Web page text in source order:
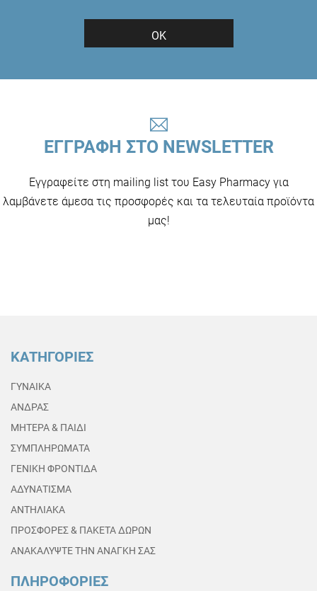
ΟΚ
ΕΓΓΡΑΦΗ ΣΤΟ NEWSLETTER
Εγγραφείτε στη mailing list του Easy Pharmacy για
λαμβάνετε άμεσα τις προσφορές και τα τελευταία προϊόντα
μας!
ΚΑΤΗΓΟΡΙΕΣ
ΓΥΝΑΙΚΑ
ΑΝΔΡΑΣ
ΜΗΤΕΡΑ & ΠΑΙΔΙ
ΣΥΜΠΛΗΡΩΜΑΤΑ
ΓΕΝΙΚΗ ΦΡΟΝΤΙΔΑ
ΑΔΥΝΑΤΙΣΜΑ
ΑΝΤΗΛΙΑΚΑ
ΠΡΟΣΦΟΡΕΣ & ΠΑΚΕΤΑ ΔΩΡΩΝ
ΑΝΑΚΑΛΥΨΤΕ ΤΗΝ ΑΝΑΓΚΗ ΣΑΣ
ΠΛΗΡΟΦΟΡΙΕΣ